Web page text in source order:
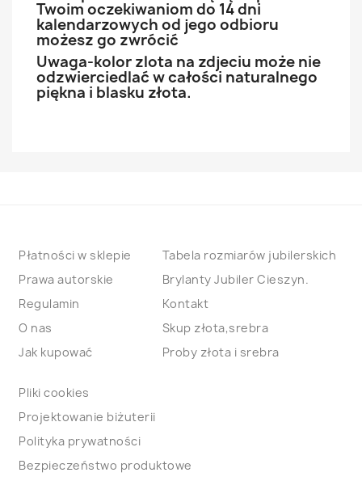
Twoim oczekiwaniom do 14 dni
kalendarzowych od jego odbioru
możesz go zwrócić
Uwaga-kolor zlota na zdjeciu może nie
odzwierciedlać w całości naturalnego
piękna i blasku złota.
Płatności w sklepie
Prawa autorskie
Regulamin
O nas
Jak kupować
Tabela rozmiarów jubilerskich
Brylanty Jubiler Cieszyn.
Kontakt
Skup złota,srebra
Proby złota i srebra
Pliki cookies
Projektowanie biżuterii
Polityka prywatności
Bezpieczeństwo produktowe